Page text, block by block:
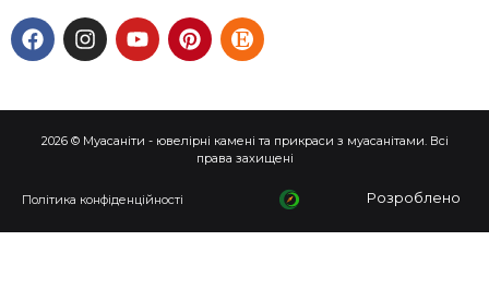
2026 © Муасаніти - ювелірні камені та прикраси з муасанітами. Всі
права захищені
Політика конфіденційності Розроблено